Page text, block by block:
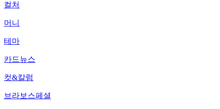
컬처
머니
테마
카드뉴스
컷&칼럼
브라보스페셜